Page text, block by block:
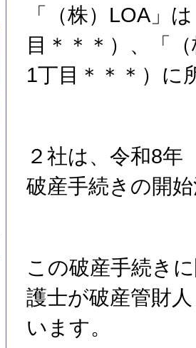
「（株）LOA」
目＊＊＊）、「
1丁目＊＊＊）に
２社は、令和8年
破産手続きの開
この破産手続き
護士が破産管財
います。